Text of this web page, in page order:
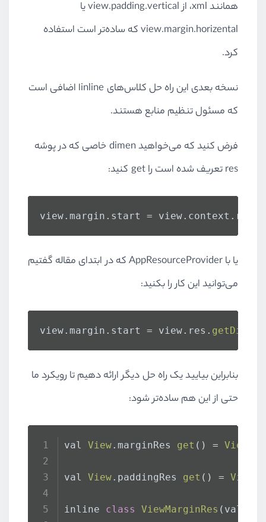
    private inline fun
applyMargin
if (view.layoutParams is
        }
inline ViewPadding
(private
start: Int
var top: Int
set(value) = view.
get() = view.paddingEnd
set(value) = view.
get() = view.paddingBottom
set(value) = view.
var horizontal: Int
get() = start + end
            start = value
        }
همانندxml، ازview.padding.verticalیا
view.margin.horizentalکه ساده‌تر است استفاده
کرد.
نسخه بعدی این راه حل کلاس‌های inlineا اضافی است
که مسئول تنظیم منابع هستند.
فرض کنید که می‌خواهیدdimen خاصی که در پوشه
resتعریف شده است راget کنید:
view. margin . start = view. context .
یا باAppResourceProviderکه در ابتدای مقاله گفتیم
می‌توانید این کار را بکنید:
view. margin . start = view. res .
بنابراین بیایید یک راه حل دیگر ارائه دهیم تا رویکرد ما
حتی از این هم ساده‌تر شود:
val View. marginRes get () =
val View. paddingRes get () =
inline class ViewMarginRes (val